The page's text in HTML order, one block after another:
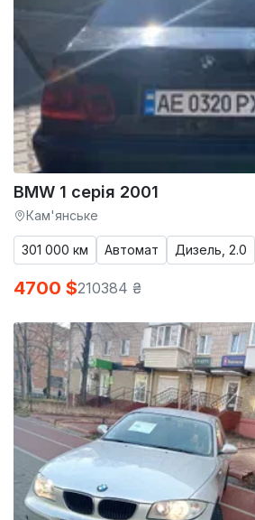
BMW 1 серія 2001
Кам'янське
301 000 км Автомат Дизель, 2.0
4700 $210384 ₴